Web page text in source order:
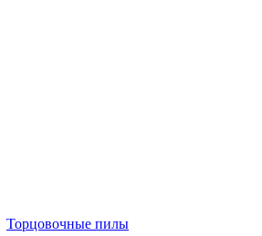
Торцовочные пилы